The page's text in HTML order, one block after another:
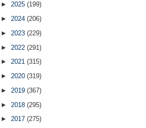
►2025(199)
►2024(206)
► 2023(229)
► 2022(291)
►2021(315)
►2020(319)
► 2019(367)
► 2018(295)
►2017(275)